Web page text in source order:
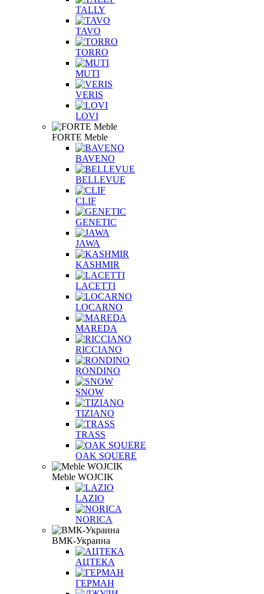
TALLY
TAVO
TORRO
MUTI
VERIS
LOVI
FORTE Meble
BAVENO
BELLEVUE
CLIF
GENETIC
JAWA
KASHMIR
LACETTI
LOCARNO
MAREDA
RICCIANO
RONDINO
SNOW
TIZIANO
TRASS
OAK SQUERE
Meble WOJCIK
LAZIO
NORICA
ВМК-Украина
АЦТЕКА
ГЕРМАН